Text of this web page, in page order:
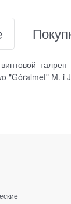
винтовой
"Góralmet" M. i